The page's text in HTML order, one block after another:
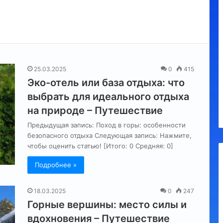
25.03.2025 0 415
Эко-отель или база отдыха: что
выбрать для идеального отдыха
на природе – Путешествие
Предыдущая запись: Поход в горы: особенности
безопасного отдыха Следующая запись: Нажмите,
чтобы оценить статью! [Итого: 0 Средняя: 0]
Подробнее »
18.03.2025 0 247
Горные вершины: место силы и
вдохновения – Путешествие
обязательные
Утконос